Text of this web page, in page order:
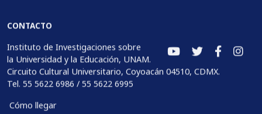
CONTACTO
Instituto de Investigaciones sobre
la Universidad y la Educación, UNAM.
Circuito Cultural Universitario, Coyoacán 04510, CDMX.
Tel. 55 5622 6986 / 55 5622 6995
Cómo llegar